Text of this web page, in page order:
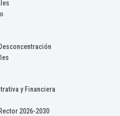
y Financiera
2026-2030